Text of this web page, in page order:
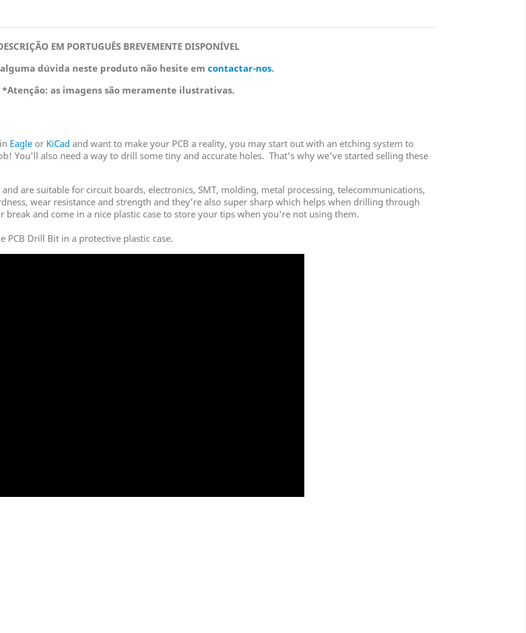
EM PORTUGUÊS BREVEMENTE DISPONÍVEL
dúvida neste produto não hesite em contactar-nos.
*Atenção: as imagens são meramente ilustrativas.
Eagle or KiCad and want to make your PCB a reality, you may start out with an etching system to
You'll also need a way to drill some tiny and accurate holes. That's why we've started selling these
are suitable for circuit boards, electronics, SMT, molding, metal processing, telecommunications,
wear resistance and strength and they're also super sharp which helps when drilling through
break and come in a nice plastic case to store your tips when you're not using them.
PCB Drill Bit in a protective plastic case.